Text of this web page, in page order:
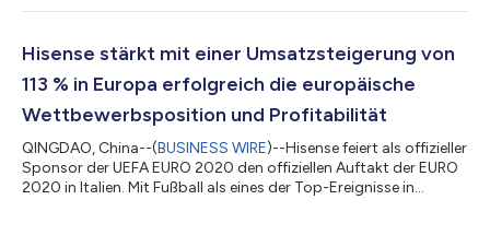
Unterstützung erhalten und eine stärkere emotionale
sozial verantwortungsbewusstes Unternehmen ist Hisense jetzt
Hisense stärkt mit einer Umsatzsteigerung von
113 % in Europa erfolgreich die europäische
Wettbewerbsposition und Profitabilität
QINGDAO, China--(BUSINESS WIRE)--Hisense feiert als offizieller
Sponsor der UEFA EURO 2020 den offiziellen Auftakt der EURO
2020 in Italien. Mit Fußball als eines der Top-Ereignisse in